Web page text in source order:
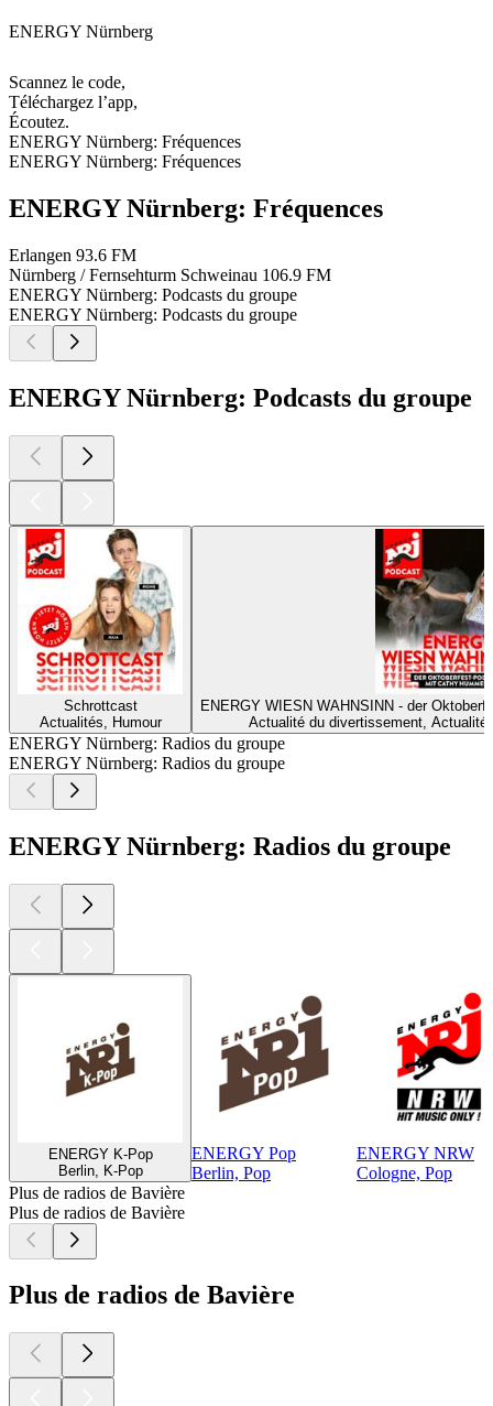
ENERGY Nürnberg
Scannez le code,
Téléchargez l’app,
Écoutez.
ENERGY Nürnberg: Fréquences
ENERGY Nürnberg: Fréquences
ENERGY Nürnberg: Fréquences
Erlangen 93.6 FM
Nürnberg / Fernsehturm Schweinau 106.9 FM
ENERGY Nürnberg: Podcasts du groupe
ENERGY Nürnberg: Podcasts du groupe
ENERGY Nürnberg: Podcasts du groupe
Schrottcast
Actualités, Humour
ENERGY WIESN WAHNSINN - der
Actualité du divertissement,
ENERGY Nürnberg: Radios du groupe
ENERGY Nürnberg: Radios du groupe
ENERGY Nürnberg: Radios du groupe
ENERGY K-Pop
Berlin, K-Pop
ENERGY Pop
Berlin, Pop
ENERGY NRW
Cologne, Pop
Plus de radios de Bavière
Plus de radios de Bavière
Plus de radios de Bavière